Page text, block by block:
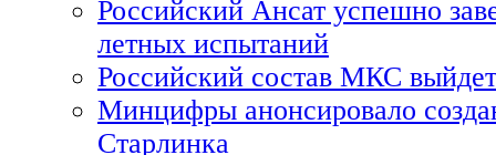
Российский Ансат успешно
летных испытаний
Российский состав МКС
Минцифры анонсировало
Старлинка